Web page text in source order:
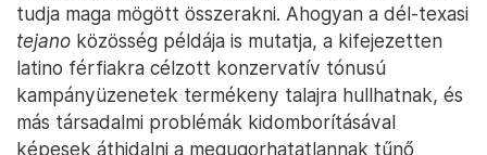
tudja maga mögött összerakni. Ahogyan a dél-texasi
tejano közösség példája is mutatja, a kifejezetten
latino férfiakra célzott konzervatív tónusú
kampányüzenetek termékeny talajra hullhatnak, és
más társadalmi problémák kidomborításával
képesek áthidalni a megugorhatatlannak tűnő